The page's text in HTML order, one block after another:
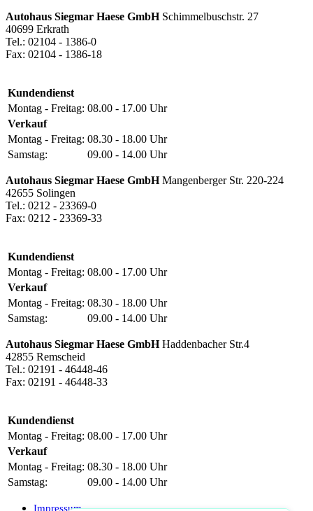
Autohaus Siegmar Haese GmbHSchimmelbuschstr. 27
40699 Erkrath
Tel.: 02104 - 1386-0
Fax: 02104 - 1386-18
Kundendienst
Montag - Freitag: 08.00 - 17.00 Uhr
Verkauf
Montag - Freitag: 08.30 - 18.00 Uhr
Samstag:
09.00 - 14.00 Uhr
Autohaus Siegmar Haese GmbHMangenberger Str. 220-224
42655 Solingen
Tel.: 0212 - 23369-0
Fax: 0212 - 23369-33
Kundendienst
Montag - Freitag: 08.00 - 17.00 Uhr
Verkauf
Montag - Freitag: 08.30 - 18.00 Uhr
Samstag:
09.00 - 14.00 Uhr
Autohaus Siegmar Haese GmbHHaddenbacher Str.4
42855 Remscheid
Tel.: 02191 - 46448-46
Fax: 02191 - 46448-33
Kundendienst
Montag - Freitag: 08.00 - 17.00 Uhr
Verkauf
Montag - Freitag: 08.30 - 18.00 Uhr
Samstag:
09.00 - 14.00 Uhr
Impressum